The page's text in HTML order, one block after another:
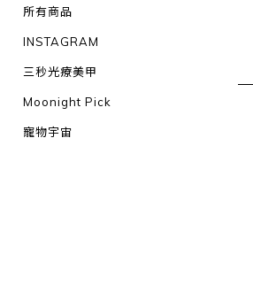
所有商品
INSTAGRAM
三秒光療美甲
Moonight Pick
寵物宇宙